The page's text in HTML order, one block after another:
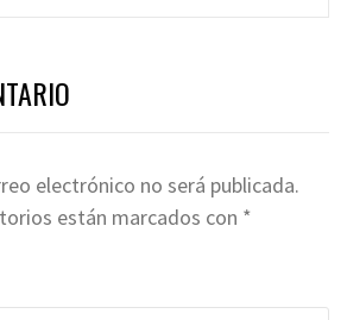
electrónico no será publicada.
están marcados con *